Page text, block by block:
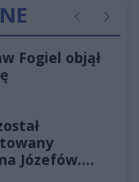
Poprzednie
Fogiel objął
Józefów.